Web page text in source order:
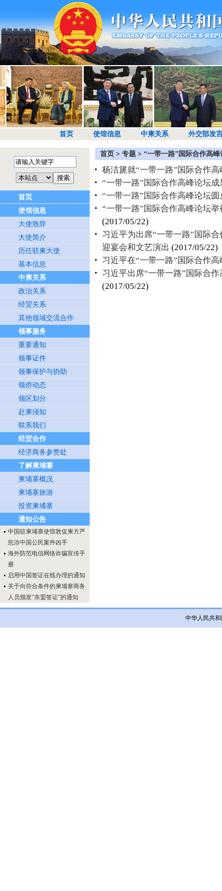
首页 使馆信息 中柬关系 外交部发
首页
使馆信息
大使致辞
大使简介
历任驻柬大使
基本信息
中柬关系
政治关系
经贸关系
其他领域交流合作
领事服务
重要通知
领事证件
领事保护与协助
领侨动态
领区划分
赴柬须知
联系我们
经贸合作
经济商务参赞处
了解柬埔寨
柬埔寨概况
柬埔寨旅游
投资柬埔寨
通知公告
中国驻柬埔寨使馆敦促柬方严
惩涉中国公民案件凶手
海外防范电信网络诈骗宣传手
册
启用中国签证在线办理的通知
关于向符合条件的柬埔寨商务
人员颁发“东盟签证”的通知
首页 > 专题 > “一带一路”国际合作高峰
杨洁篪就“一带一路”国际合作
“一带一路”国际合作高峰论坛成
“一带一路”国际合作高峰论坛
“一带一路”国际合作高峰论坛
(2017/05/22)
习近平为出席“一带一路”国际
迎宴会和文艺演出 (2017/05/22)
习近平在“一带一路”国际合作
习近平出席“一带一路”国际合
(2017/05/22)
中华人民共